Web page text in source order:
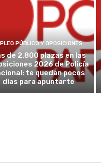
PÚBLICO Y OPOSICIONES
de 2.800 plazas en las
2026 de Policía
te quedan pocos
días para apuntarte